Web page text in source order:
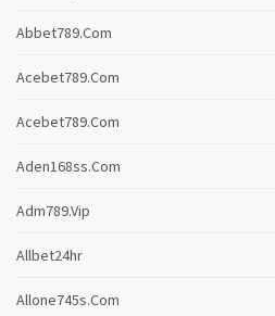
Abbet789.com
Acebet789.com
Acebet789.com
Aden168ss.com
Adm789.vip
Allbet24hr
Allone745s.com